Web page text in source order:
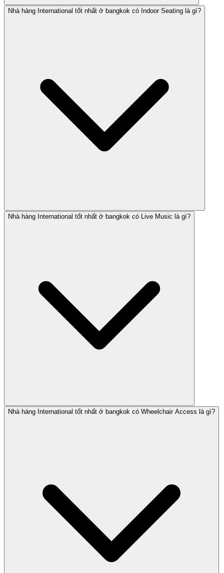
Nhà hàng International tốt nhất ở bangkok có Indoor Seating là gì?
Nhà hàng International tốt nhất ở bangkok có Live Music là gì?
Nhà hàng International tốt nhất ở bangkok có Wheelchair Access là gì?